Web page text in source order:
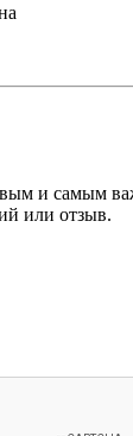
и самым
или отзыв.